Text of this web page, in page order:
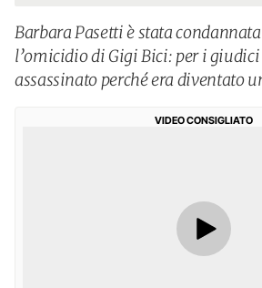
Barbara Pasetti è stata
l’omicidio di Gigi Bici: per i giudici
assassinato perché era diventato
VIDEO CONSIGLIATO